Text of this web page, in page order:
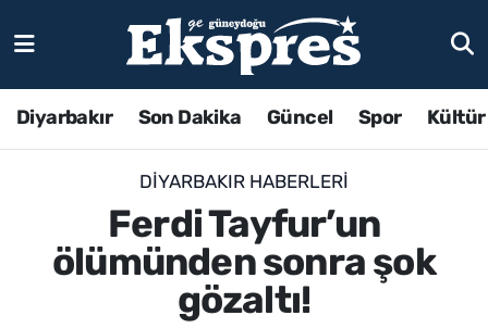
Diyarbakır Son Dakika Güncel Spor
DIYARBAKIR HABERLERI
Ferdi Tayfur’un
ölümünden sonra şok
gözaltı!